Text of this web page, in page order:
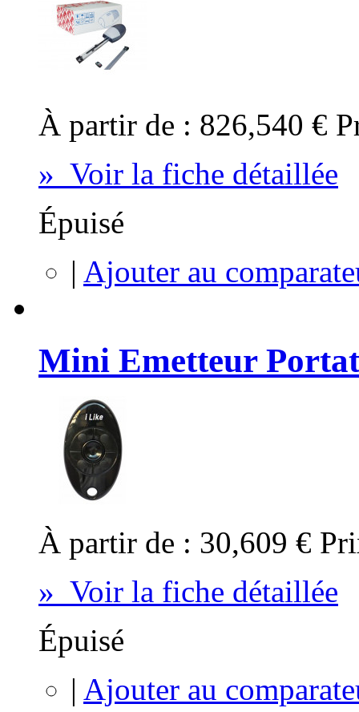
À partir de : 826,540 €
» Voir la fiche détaillée
Épuisé
| Ajouter au
Mini Emetteur
À partir de : 30,609 €
» Voir la fiche détaillée
Épuisé
| Ajouter au